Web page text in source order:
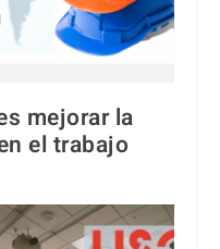
mejorar la
el trabajo